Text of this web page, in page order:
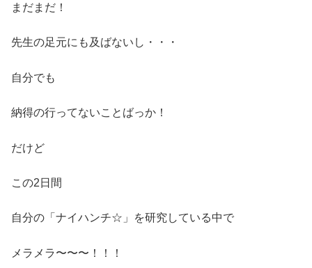
まだまだ！
先生の足元にも及ばないし・・・
自分でも
納得の行ってないことばっか！
だけど
この2日間
自分の「ナイハンチ☆」を研究している中で
メラメラ〜〜〜！！！